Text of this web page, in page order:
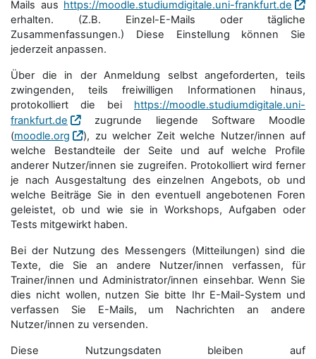
Mails aus https://moodle.studiumdigitale.uni-frankfurt.de
erhalten. (Z.B. Einzel-E-Mails oder tägliche
Zusammenfassungen.) Diese Einstellung können Sie
jederzeit anpassen.
Über die in der Anmeldung selbst angeforderten, teils
zwingenden, teils freiwilligen Informationen hinaus,
protokolliert die bei https://moodle.studiumdigitale.uni-
frankfurt.de
zugrunde liegende Software Moodle
(moodle.org
), zu welcher Zeit welche Nutzer/innen auf
welche Bestandteile der Seite und auf welche Profile
anderer Nutzer/innen sie zugreifen. Protokolliert wird ferner
je nach Ausgestaltung des einzelnen Angebots, ob und
welche Beiträge Sie in den eventuell angebotenen Foren
geleistet, ob und wie sie in Workshops, Aufgaben oder
Tests mitgewirkt haben.
Bei der Nutzung des Messengers (Mitteilungen) sind die
Texte, die Sie an andere Nutzer/innen verfassen, für
Trainer/innen und Administrator/innen einsehbar. Wenn Sie
dies nicht wollen, nutzen Sie bitte Ihr E-Mail-System und
verfassen Sie E-Mails, um Nachrichten an andere
Nutzer/innen zu versenden.
Diese Nutzungsdaten bleiben auf